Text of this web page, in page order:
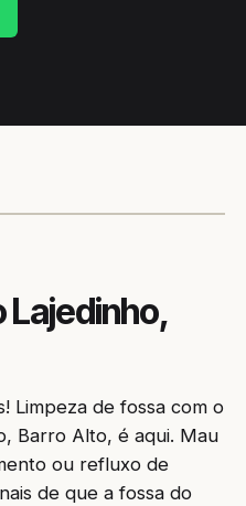
Lajedinho,
Limpeza de fossa com o
Barro Alto, é aqui. Mau
ou refluxo de
de que a fossa do